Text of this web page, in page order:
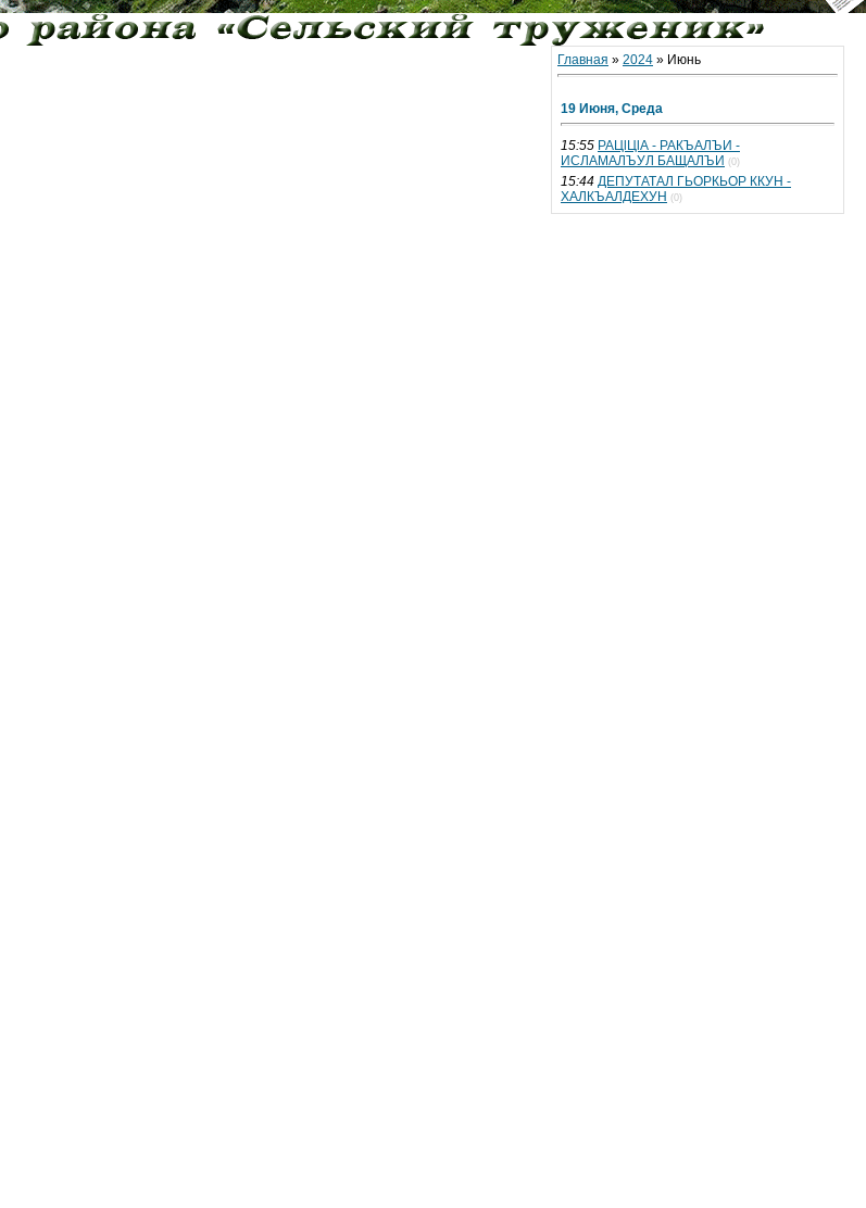
Главная » 2024 » Июнь
19 Июня, Среда
15:55 РАЦlЦlА - РАКЪАЛЪИ -
ИСЛАМАЛЪУЛ БАЩАЛЪИ (0)
15:44 ДЕПУТАТАЛ ГЬОРКЬОР ККУН -
ХАЛКЪАЛДЕХУН (0)